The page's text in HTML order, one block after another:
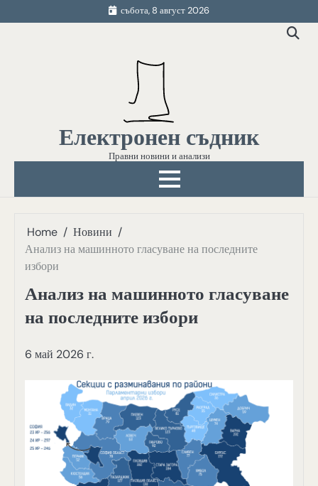
to
събота, 8 август 2026
Електронен съдник
Правни новини и анализи
Home
Новини
Анализ на машинното гласуване на последните
избори
Анализ на машинното гласуване
на последните избори
6 май 2026 г.